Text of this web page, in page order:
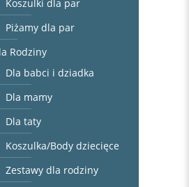
Koszulki dla par
Piżamy dla par
Rodziny
Dla babci i dziadka
Dla mamy
Dla taty
Koszulka/Body dziecięce
Zestawy dla rodziny